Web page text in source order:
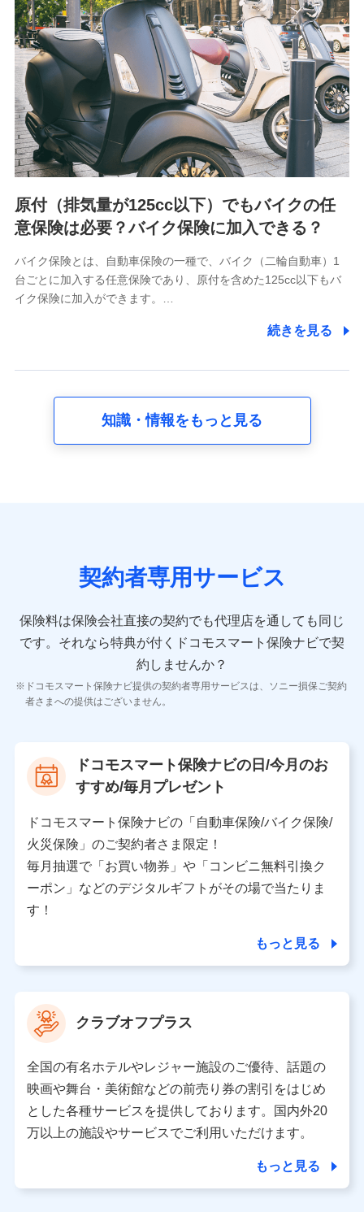
用履歴インターネット利用時の行動に関する情報、アプリケ
ーション利用時の行動に関する情報、購入されたサービスや
商品の名称・購入場所・決済に関する情報、アンケートの回
答に関する情報などが含まれます。
保険関連サービス情報
当社又は株式会社NTTドコモが提供する保険関連サービスに
関して取得し、又は保有する情報。例として、見積請求受付
時、資料請求受付時又はユーザー登録受付時に提供いただい
た情報（氏名、住所、生年月日、性別、保険契約者と被保険
者の関係、保険加入の目的、保険商品の内容、保険料、保険
料のお支払方法、車のメーカーや走行距離などの情報、建物
の構造や築年数などの情報、ペットの種類や年齢など）及び
果情報、メールマガジンを提供した際のメール内容や送信履
歴の情報及び保険の更改案内等を提供した際のメール内容や
送信履歴などの情報）が含まれます。
当社又は株式会社NTTドコモが取得し、又は保有する保険契
約に関する情報。例として、保険契約者及び被保険者の氏
名、住所、生年月日、性別、保険契約者と被保険者の関係、
方法、車のメーカーや走行距離などの情報、建物の構造や築
株式会社NTTドコモ
れらに付帯、関連する当社、株式会社NTTドコモおよび提携
会社のサービスを案内、提供するため
閲覧履歴、購買履歴、ご契約内容等のパーソナルデータを分
析して、お客さまの趣味・嗜好・傾向に応じたサービス・商
品等に関するご提案や広告の配信等を行うことがありま
各種セミナーの開催のため
コンサルティングサービスの実施のため
アンケートやキャンペーン等の実施のため
称・住所・代表者名】
当該個人データを取り扱う各共同利用者（詳細は次のと
おり）
東京都千代田区永田町2丁目11番1号 山王パークタワー
株式会社NTTドコモ 代表取締役社長 前田 義晃
東京都中央区日本橋人形町2-14-10 アーバンネット日
本橋ビル 3F
ソナルデータ憲章」に定める行動原則を順守します 。
※ パーソナルデータダッシュボードの「第三者提供の
管理」の設定状態にかかわらず、共同利用する場合があ
ります。
※ dポイントクラブ会員ではないお客さま（2019年12
月11日以降、一度もdポイントクラブ会員であったこと
がないお客さまに限る）に関する、2019年12月10日以
前に取得した個人データは、こちら の利用目的の範囲内
原付（排気量が125cc以下）でもバイクの任
意保険は必要？バイク保険に加入できる？
バイク保険とは、自動車保険の一種で、バイク（二輪自動車）1
台ごとに加入する任意保険であり、原付を含めた125cc以下もバ
イク保険に加入ができます。…
続きを見る
知識・情報をもっと見る
契約者専用サービス
保険料は保険会社直接の契約でも代理店を通しても同じ
です。 それなら特典が付くドコモスマート保険ナビで契
約しませんか？
ドコモスマート保険ナビ提供の契約者専用サービスは、ソニー損保ご契約
者さまへの提供はございません。
ドコモスマート保険ナビの日/今月のお
すすめ/毎月プレゼント
ドコモスマート保険ナビの「自動車保険/バイク保険/
火災保険」のご契約者さま限定！
毎月抽選で「お買い物券」や「コンビニ無料引換ク
ーポン」などのデジタルギフトがその場で当たりま
す！
もっと見る
クラブオフプラス
全国の有名ホテルやレジャー施設のご優待、話題の
映画や舞台・美術館などの前売り券の割引をはじめ
とした各種サービスを提供しております。国内外20
万以上の施設やサービスでご利用いただけます。
もっと見る